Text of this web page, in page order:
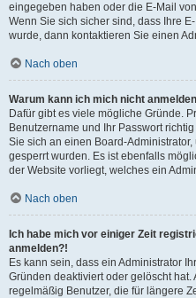
eingegeben haben oder die E-Mail
Wenn Sie sich sicher sind, dass Ihre
wurde, dann kontaktieren Sie einen
Nach oben
Warum kann ich mich nicht
Dafür gibt es viele mögliche Gründe.
Benutzername und Ihr Passwort
Sie sich an einen Board-
gesperrt wurden. Es ist ebenfalls
der Website vorliegt, welches ein
Nach oben
Ich habe mich vor einiger Zeit
anmelden?!
Es kann sein, dass ein Administrator
Gründen deaktiviert oder gelöscht
regelmäßig Benutzer, die für längere